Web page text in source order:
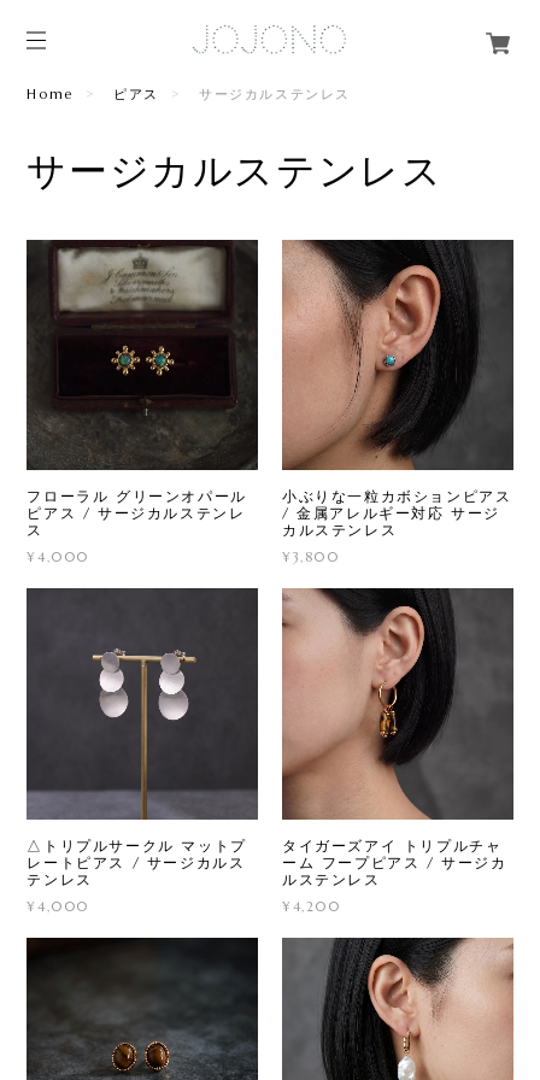
Home ピアス サージカルステンレス
サージカルステンレス
フローラル グリーンオパール
ピアス / サージカルステンレ
ス
¥4,000
小ぶりな一粒カボションピアス
/ 金属アレルギー対応 サージ
カルステンレス
¥3,800
△トリプルサークル マットプ
レートピアス / サージカルス
テンレス
¥4,000
タイガーズアイ トリプルチャ
ーム フープピアス / サージカ
ルステンレス
¥4,200